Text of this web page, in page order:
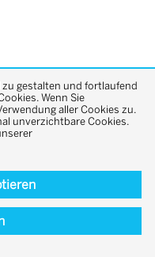
top
gestalten und fortlaufend
Wenn Sie
aller Cookies zu.
unverzichtbare Cookies.